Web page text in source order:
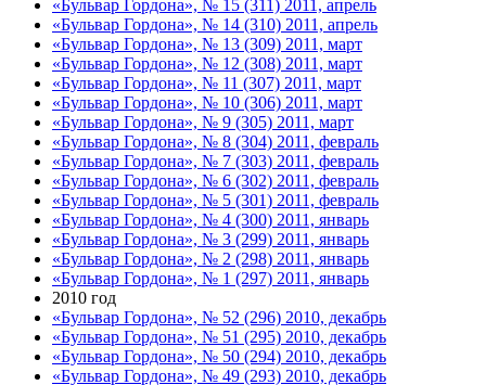
«Бульвар Гордона», № 15 (311) 2011, апрель
«Бульвар Гордона», № 14 (310) 2011, апрель
«Бульвар Гордона», № 13 (309) 2011, март
«Бульвар Гордона», № 12 (308) 2011, март
«Бульвар Гордона», № 11 (307) 2011, март
«Бульвар Гордона», № 10 (306) 2011, март
«Бульвар Гордона», № 9 (305) 2011, март
«Бульвар Гордона», № 8 (304) 2011, февраль
«Бульвар Гордона», № 7 (303) 2011, февраль
«Бульвар Гордона», № 6 (302) 2011, февраль
«Бульвар Гордона», № 5 (301) 2011, февраль
«Бульвар Гордона», № 4 (300) 2011, январь
«Бульвар Гордона», № 3 (299) 2011, январь
«Бульвар Гордона», № 2 (298) 2011, январь
«Бульвар Гордона», № 1 (297) 2011, январь
2010 год
«Бульвар Гордона», № 52 (296) 2010, декабрь
«Бульвар Гордона», № 51 (295) 2010, декабрь
«Бульвар Гордона», № 50 (294) 2010, декабрь
«Бульвар Гордона», № 49 (293) 2010, декабрь